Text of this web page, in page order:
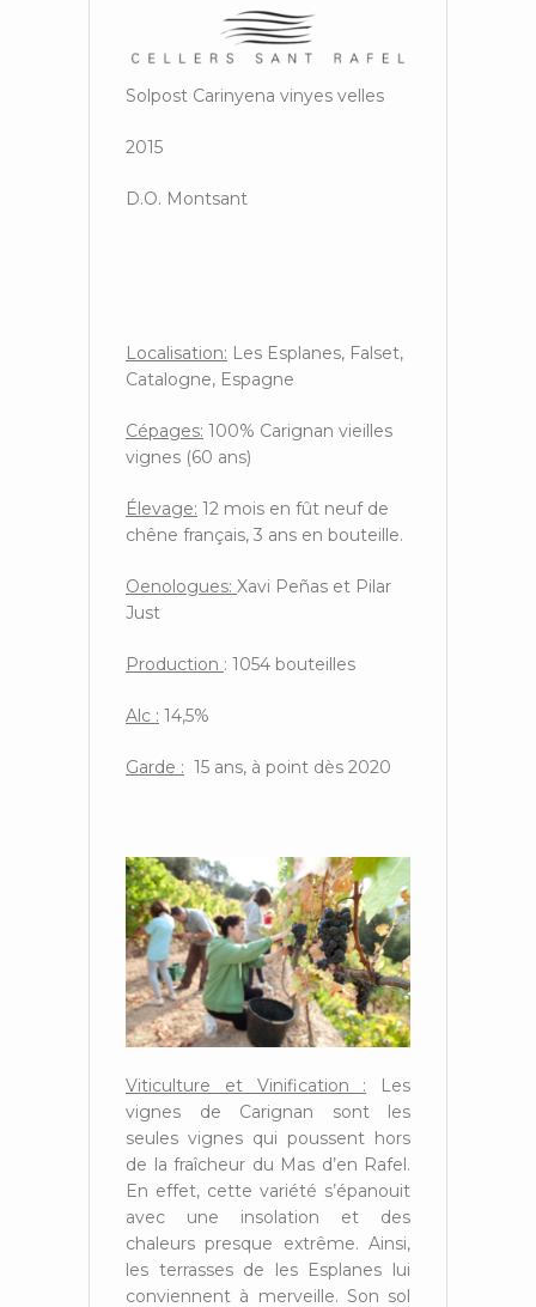
Solpost Carinyena vinyes velles
2015
D.O. Montsant
Localisation: Les Esplanes, Falset,
Catalogne, Espagne
Cépages: 100% Carignan vieilles
vignes (60 ans)
Élevage: 12 mois en fût neuf de
chêne français, 3 ans en bouteille.
Oenologues: Xavi Peñas et Pilar
Just
Production : 1054 bouteilles
Alc : 14,5%
Garde : 15 ans, à point dès 2020
Viticulture et Vinification : Les
vignes de Carignan sont les
seules vignes qui poussent hors
de la fraîcheur du Mas d’en Rafel.
En effet, cette variété s’épanouit
avec une insolation et des
chaleurs presque extrême. Ainsi,
les terrasses de les Esplanes lui
conviennent à merveille. Son sol